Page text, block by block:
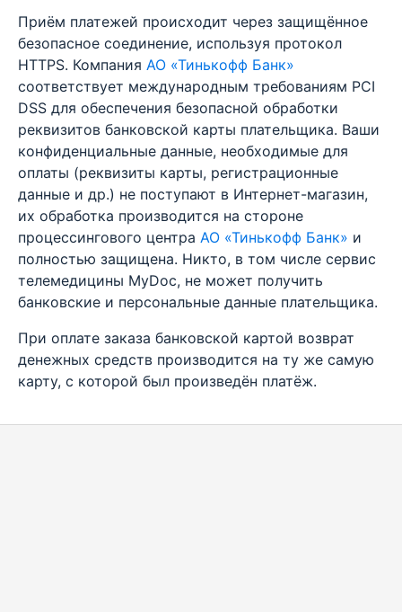
Приём платежей происходит через защищённое
безопасное соединение, используя протокол
HTTPS. Компания АО «Тинькофф Банк»
соответствует международным требованиям PCI
DSS для обеспечения безопасной обработки
реквизитов банковской карты плательщика. Ваши
конфиденциальные данные, необходимые для
оплаты (реквизиты карты, регистрационные
данные и др.) не поступают в Интернет-магазин,
их обработка производится на стороне
процессингового центра АО «Тинькофф Банк» и
полностью защищена. Никто, в том числе сервис
телемедицины MyDoc, не может получить
банковские и персональные данные плательщика.
При оплате заказа банковской картой возврат
денежных средств производится на ту же самую
карту, с которой был произведён платёж.